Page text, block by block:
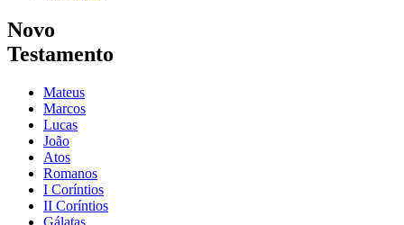
Novo
Testamento
Mateus
Marcos
Lucas
João
Atos
Romanos
I Coríntios
II Coríntios
Gálatas